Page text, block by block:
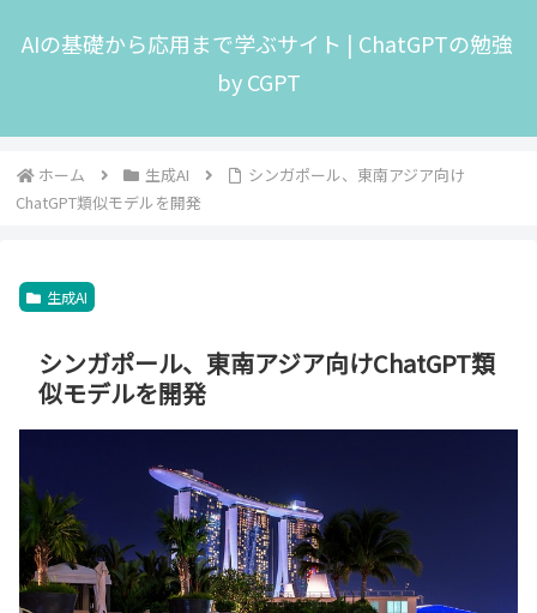
AIの基礎から応用まで学ぶサイト | ChatGPTの勉強
by CGPT
ホーム 生成AI
シンガポール、東南アジア向け
ChatGPT類似モデルを開発
生成AI
シンガポール、東南アジア向けChatGPT類
似モデルを開発